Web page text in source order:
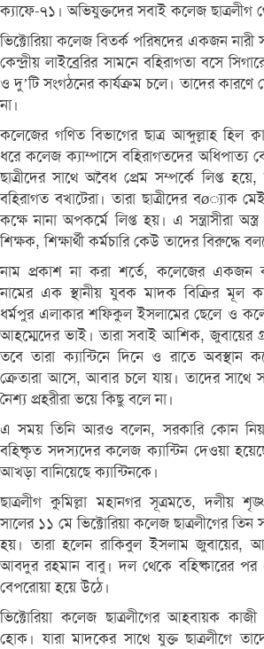
ক্যাফে-৭১। অভিযুক্তদের সবাই কলেজ ছাত্রলীগ
ভিক্টোরিয়া কলেজ বিতর্ক পরিষদের একজন
কেন্দ্রীয় লাইব্রেরির সামনে বহিরাগতা বসে
ও দু’টি সংগঠনের কার্যক্রম চলে। তাদের
না।
কলেজের গণিত বিভাগের ছাত্র আব্দুল্লাহ হিল
ধরে কলেজ ক্যাম্পাসে বহিরাগতদের অধিপাত্য
ছাত্রীদের সাথে অবৈধ প্রেম সম্পর্কে লিপ্ত
বহিরাগত বখাটেরা। তারা ছাত্রীদের বø্যাক
কক্ষে নানা অপকর্মে লিপ্ত হয়। এ সন্ত্রাসীরা
শিক্ষক, শিক্ষার্থী কর্মচারি কেউ তাদের বিরুদ্ধে
নাম প্রকাশ না করা শর্তে, কলেজের একজন
নামের এক স্থানীয় যুবক মাদক বিক্রির মূল
ধর্মপুর এলাকার শফিকুল ইসলামের ছেলে ও
আহম্মেদের ভাই। তারা সবাই আশিক, জুবায়ের
তবে তারা ক্যান্টিনে দিনে ও রাতে অবস্থান
ক্রেতারা আসে, আবার চলে যায়। তাদের সাথে
নৈশ্য প্রহরীরা ভয়ে কিছু বলে না।
এ সময় তিনি আরও বলেন, সরকারি কোন নিয়ম
বহিষ্কৃত সদস্যদের কলেজ ক্যান্টিন দেওয়া
আখড়া বানিয়েছে ক্যান্টিনকে।
ছাত্রলীগ কুমিল্লা মহানগর সূত্রমতে, দলীয়
সালের ১১ মে ভিক্টোরিয়া কলেজ ছাত্রলীগের
হয়। তারা হলেন রাকিবুল ইসলাম জুবায়ের,
আবদুর রহমান বাবু। দল থেকে বহিষ্কারের
বেপরোয়া হয়ে উঠে।
ভিক্টোরিয়া কলেজ ছাত্রলীগের আহবায়ক
হোক। যারা মাদকের সাথে যুক্ত ছাত্রলীগে